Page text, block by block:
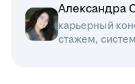
Александра
карьерный
стажем,